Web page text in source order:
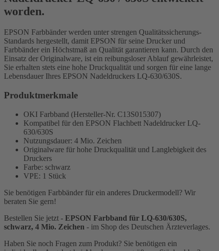
worden.
EPSON Farbbänder werden unter strengen Qualitätssicherungs-
Standards hergestellt, damit EPSON für seine Drucker und
Farbbänder ein Höchstmaß an Qualität garantieren kann. Durch den
Einsatz der Originalware, ist ein reibungsloser Ablauf gewährleistet,
Sie erhalten stets eine hohe Druckqualität und sorgen für eine lange
Lebensdauer Ihres EPSON Nadeldruckers LQ-630/630S.
Produktmerkmale
OKI Farbband (Hersteller-Nr. C13S015307)
Kompatibel für den EPSON Flachbett Nadeldrucker LQ-
630/630S
Nutzungsdauer: 4 Mio. Zeichen
Originalware für hohe Druckqualität und Langlebigkeit des
Druckers
Farbe: schwarz
VPE: 1 Stück
Sie benötigen Farbbänder für ein anderes Druckermodell? Wir
beraten Sie gern!
Bestellen Sie jetzt - EPSON Farbband für LQ-630/630S,
schwarz, 4 Mio. Zeichen - im Shop des Deutschen Ärzteverlages.
Haben Sie noch Fragen zum Produkt? Sie benötigen ein